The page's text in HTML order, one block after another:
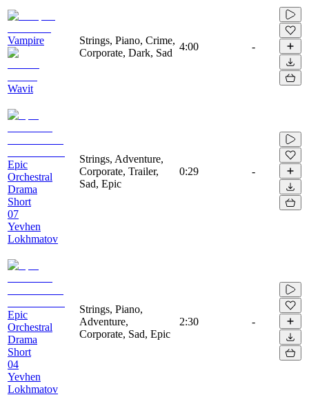
Vampire
Wavit
Strings, Piano, Crime,
Corporate, Dark, Sad
4:00 -
Epic
Orchestral
Drama
Short
07
Yevhen
Lokhmatov
Strings, Adventure,
Corporate, Trailer,
Sad, Epic
0:29 -
Epic
Orchestral
Drama
Short
04
Yevhen
Lokhmatov
Strings, Piano,
Adventure,
Corporate, Sad, Epic
2:30 -